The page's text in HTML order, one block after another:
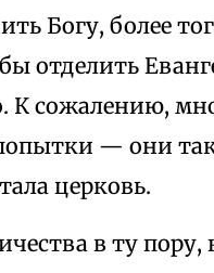
Богу, более
отделить
К сожалению,
— они
церковь.
в ту пору,